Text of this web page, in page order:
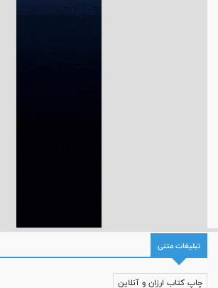
تبلیغات متنی
چاپ کتاب ارزان و آنلاین